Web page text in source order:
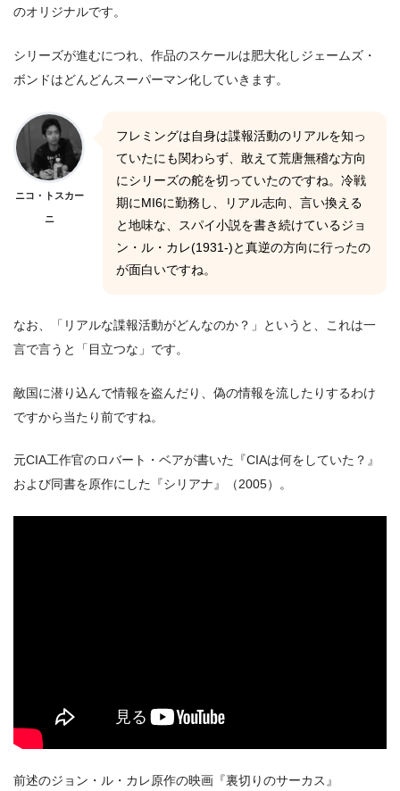
のオリジナルです。
シリーズが進むにつれ、作品のスケールは肥大化しジェームズ・
ボンドはどんどんスーパーマン化していきます。
ニコ・トスカー
ニ
フレミングは自身は諜報活動のリアルを知っ
ていたにも関わらず、敢えて荒唐無稽な方向
にシリーズの舵を切っていたのですね。冷戦
期にMI6に勤務し、リアル志向、言い換える
と地味な、スパイ小説を書き続けているジョ
ン・ル・カレ(1931-)と真逆の方向に行ったの
が面白いですね。
なお、「リアルな諜報活動がどんなのか？」というと、これは一
言で言うと「目立つな」です。
敵国に潜り込んで情報を盗んだり、偽の情報を流したりするわけ
ですから当たり前ですね。
元CIA工作官のロバート・ベアが書いた『CIAは何をしていた？』
および同書を原作にした『シリアナ』（2005）。
前述のジョン・ル・カレ原作の映画『裏切りのサーカス』